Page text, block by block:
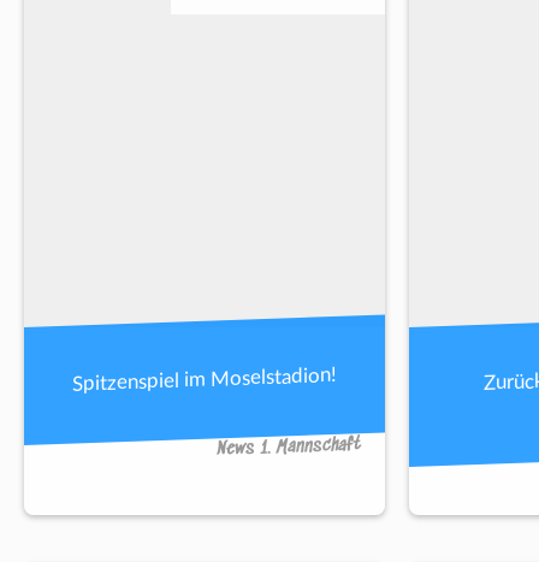
Spitzenspiel im Moselstadion!
News 1. Mannschaft